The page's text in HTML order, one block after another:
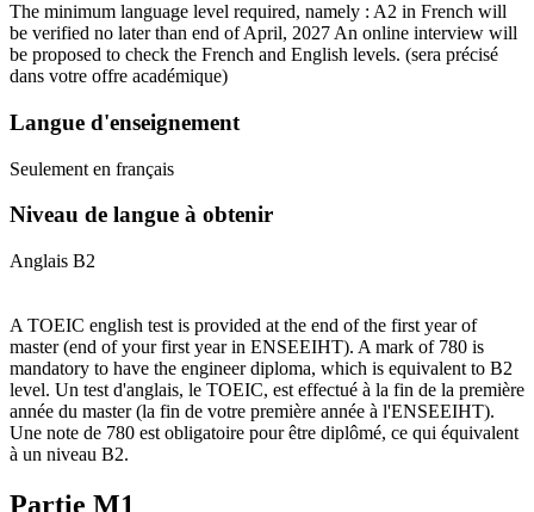
The minimum language level required, namely : A2 in French will
be verified no later than end of April, 2027 An online interview will
be proposed to check the French and English levels. (sera précisé
dans votre offre académique)
Langue d'enseignement
Seulement en français
Niveau de langue à obtenir
Anglais B2
A TOEIC english test is provided at the end of the first year of
master (end of your first year in ENSEEIHT). A mark of 780 is
mandatory to have the engineer diploma, which is equivalent to B2
level. Un test d'anglais, le TOEIC, est effectué à la fin de la première
année du master (la fin de votre première année à l'ENSEEIHT).
Une note de 780 est obligatoire pour être diplômé, ce qui équivalent
à un niveau B2.
Partie M1